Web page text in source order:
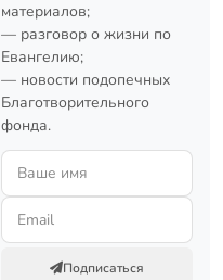
материалов;
— разговор о жизни по
Евангелию;
— новости подопечных
Благотворительного
фонда.
Подписаться